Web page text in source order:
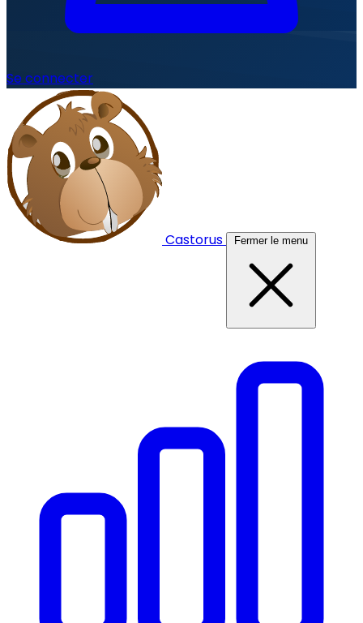
Se connecter
Castorus Fermer le menu